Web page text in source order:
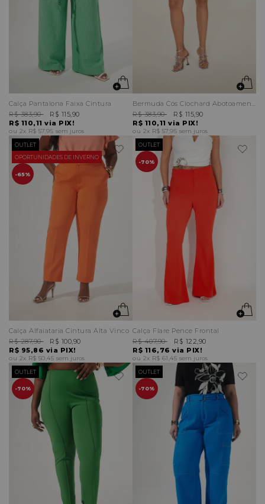
Calça Pantalona Faixa Cintura
R$ 110,11 via PIX!
R$ 383,90 R$ 115,90
2x R$ 57,95 sem juros
Bermuda Cós Clochard Abotoamento Frontal
R$ 110,11 via PIX!
R$ 383,90 R$ 115,90
2x R$ 57,95 sem juros
65%
OPORTUNIDADES DE INVERNO
OUTLET
Calça Alfaiataria Cintura Alta Vinco
R$ 95,86 via PIX!
R$ 287,90 R$ 100,90
2x R$ 50,45 sem juros
70%
OUTLET
Calça Flare Pence Frontal
R$ 116,76 via PIX!
R$ 407,90 R$ 122,90
2x R$ 61,45 sem juros
70%
OUTLET
70%
OUTLET